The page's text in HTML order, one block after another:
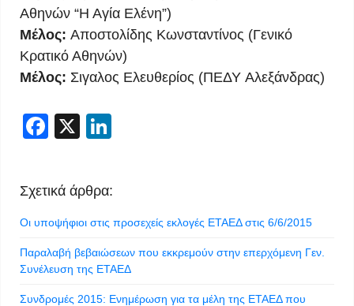
Αθηνών “Η Αγία Ελένη”)
Μέλος: Αποστολίδης Κωνσταντίνος (Γενικό
Κρατικό Αθηνών)
Μέλος: Σιγαλος Ελευθερίος (ΠΕΔΥ Αλεξάνδρας)
Facebook
X
Σχετικά άρθρα:
Οι υποψήφιοι στις προσεχείς εκλογές ΕΤΑΕΔ στις 6/6/2015
Παραλαβή βεβαιώσεων που εκκρεμούν στην επερχόμενη Γεν.
Συνέλευση της ΕΤΑΕΔ
Συνδρομές 2015: Ενημέρωση για τα μέλη της ΕΤΑΕΔ που